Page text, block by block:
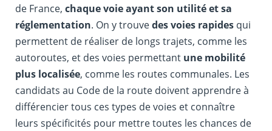
de France, chaque voie ayant son utilité et sa
réglementation. On y trouvedes voies rapidesqui
permettent de réaliser de longs trajets, comme les
autoroutes, et des voies permettant une mobilité
plus localisée, comme les routes communales. Les
candidats au Code de la route doivent apprendre à
différencier tous ces types de voies et connaître
leurs spécificités pour mettre toutes les chances de